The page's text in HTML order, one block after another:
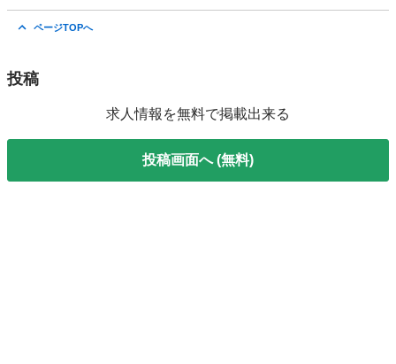
ページTOPへ
投稿
求人情報を無料で掲載出来る
投稿画面へ (無料)